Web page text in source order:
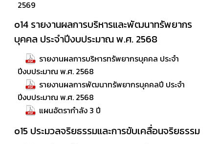
2569
o14 รายงานผลการบริหารและพัฒนาทรัพยากร
บุคคล ประจำปีงบประมาณ พ.ศ. 2568
รายงานผลการบริหารทรัพยากรบุคคล ประจำ
ปีงบประมาณ พ.ศ. 2568
รายงานผลการพัฒนาทรัพยากรบุคคลปี ประจำ
ปีงบประมาณ พ.ศ. 2568
แผนอัตรากำลัง 3 ปี
o15 ประมวลจริยธรรมและการขับเคลื่อนจริยธรรม